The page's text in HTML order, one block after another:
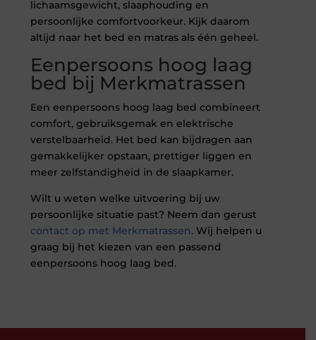
lichaamsgewicht, slaaphouding en
persoonlijke comfortvoorkeur. Kijk daarom
altijd naar het bed en matras als één geheel.
Eenpersoons hoog laag
bed bij Merkmatrassen
Een eenpersoons hoog laag bed combineert
comfort, gebruiksgemak en elektrische
verstelbaarheid. Het bed kan bijdragen aan
gemakkelijker opstaan, prettiger liggen en
meer zelfstandigheid in de slaapkamer.
Wilt u weten welke uitvoering bij uw
persoonlijke situatie past? Neem dan gerust
contact op met Merkmatrassen. Wij helpen u
graag bij het kiezen van een passend
eenpersoons hoog laag bed.